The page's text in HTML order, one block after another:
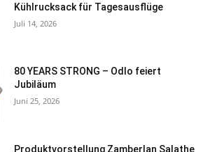
Kühlrucksack für Tagesausflüge
Juli 14, 2026
80 YEARS STRONG – Odlo feiert
Jubiläum
Juni 25, 2026
Produktvorstellung Zamberlan Salathe